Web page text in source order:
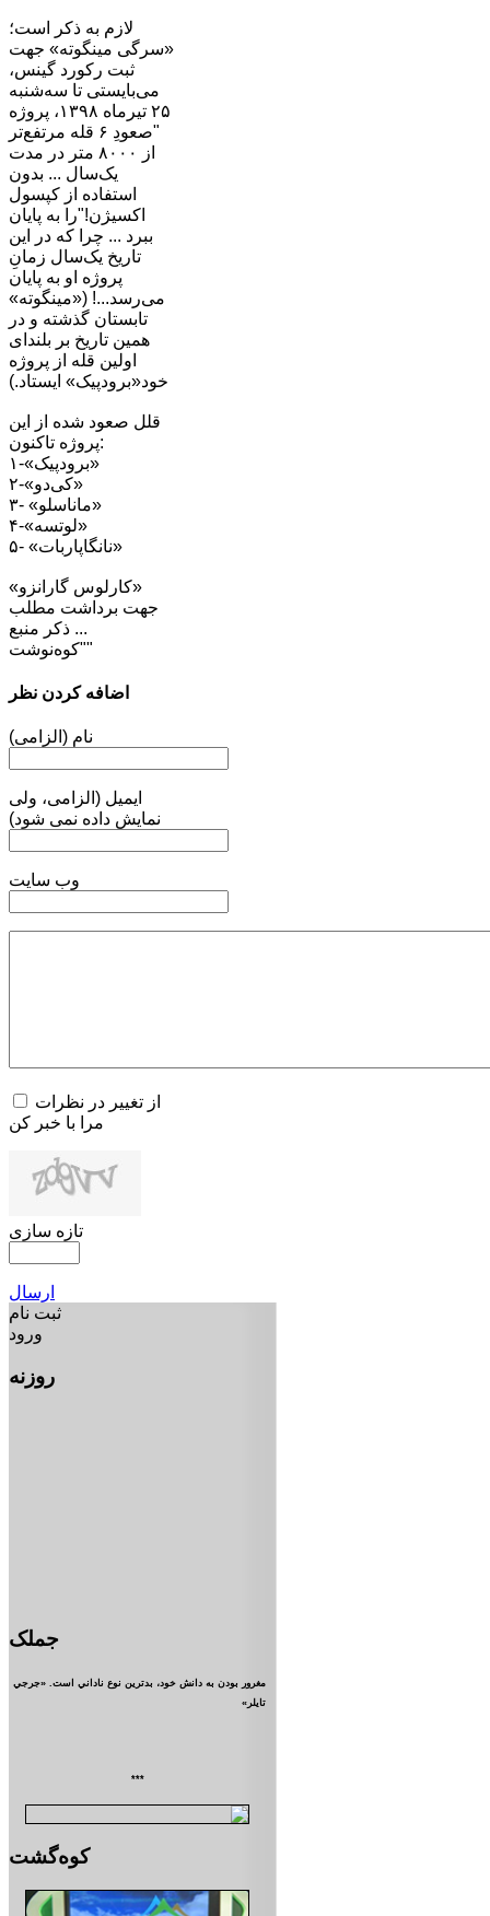
لازم به ذکر است؛
«سرگی مینگوته» جهت
ثبت رکورد گینس،
می‌بایستی تا سه‌شنبه
۲۵ تیرماه ۱۳۹۸، پروژه
"صعودِ ۶ قله مرتفع‌تر
از ۸۰۰۰ متر در مدت
یک‌سال ... بدون
استفاده از کپسول
اکسیژن!"را به پایان
ببرد ... چرا که در این
تاریخ یک‌سال زمانِ
پروژه او به پایان
می‌رسد...! («مینگوته»
تابستان گذشته و در
همین تاریخ بر بلندای
اولین قله از پروژه
خود«برودپیک» ایستاد.)
قلل صعود شده از این
پروژه تاکنون:
۱-«برودپیک»
۲-«کی‌دو»
۳- «ماناسلو»
۴-«لوتسه»
۵- «نانگاپاربات»
«کارلوس گارانزو»
جهت برداشت مطلب
... ذکر منبع
"کوه‌نوشت"
اضافه کردن نظر
نام (الزامی)
ایمیل (الزامی، ولی
نمایش داده نمی شود)
وب سایت
از تغییر در نظرات
مرا با خبر کن
تازه سازی
ارسال
ثبت نام
ورود
روزنه
جملک
مغرور بودن به دانش خود، بدترين نوع ناداني است. «جرجي
تايلر»
***
کوه‌گشت